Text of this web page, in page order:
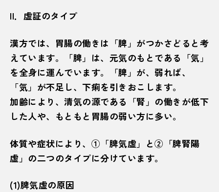
II．虚証のタイプ
漢方では、胃腸の働きは「脾」がつかさどると考
えています。「脾」は、元気のもとである「気」
を全身に運んでいます。「脾」が、弱れば、
「気」が不足し、下痢を引きおこします。
加齢により、清気の源である「腎」の働きが低下
した人や、もともと胃腸の弱い方に多い。
体質や症状により、①「脾気虚」と②「脾腎陽
虚」の二つのタイプに分けています。
(1)脾気虚の原因